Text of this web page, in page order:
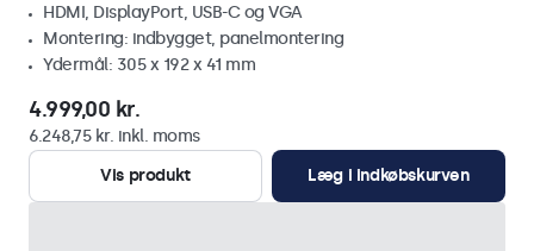
HDMI, DisplayPort, USB-C og VGA
Montering: indbygget, panelmontering
Ydermål: 305 x 192 x 41 mm
4.999,00 kr.
6.248,75 kr. inkl. moms
Vis produkt
Læg i indkøbskurven